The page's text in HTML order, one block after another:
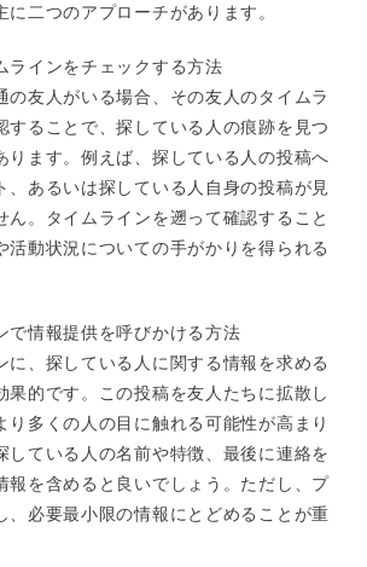
に二つのアプローチがあります。
ラインをチェックする方法
の友人がいる場合、その友人のタイムラ
することで、探している人の痕跡を見つ
ります。例えば、探している人の投稿へ
、あるいは探している人自身の投稿が見
ん。タイムラインを遡って確認すること
活動状況についての手がかりを得られる
で情報提供を呼びかける方法
に、探している人に関する情報を求める
果的です。この投稿を友人たちに拡散し
り多くの人の目に触れる可能性が高まり
している人の名前や特徴、最後に連絡を
報を含めると良いでしょう。ただし、プ
、必要最小限の情報にとどめることが重